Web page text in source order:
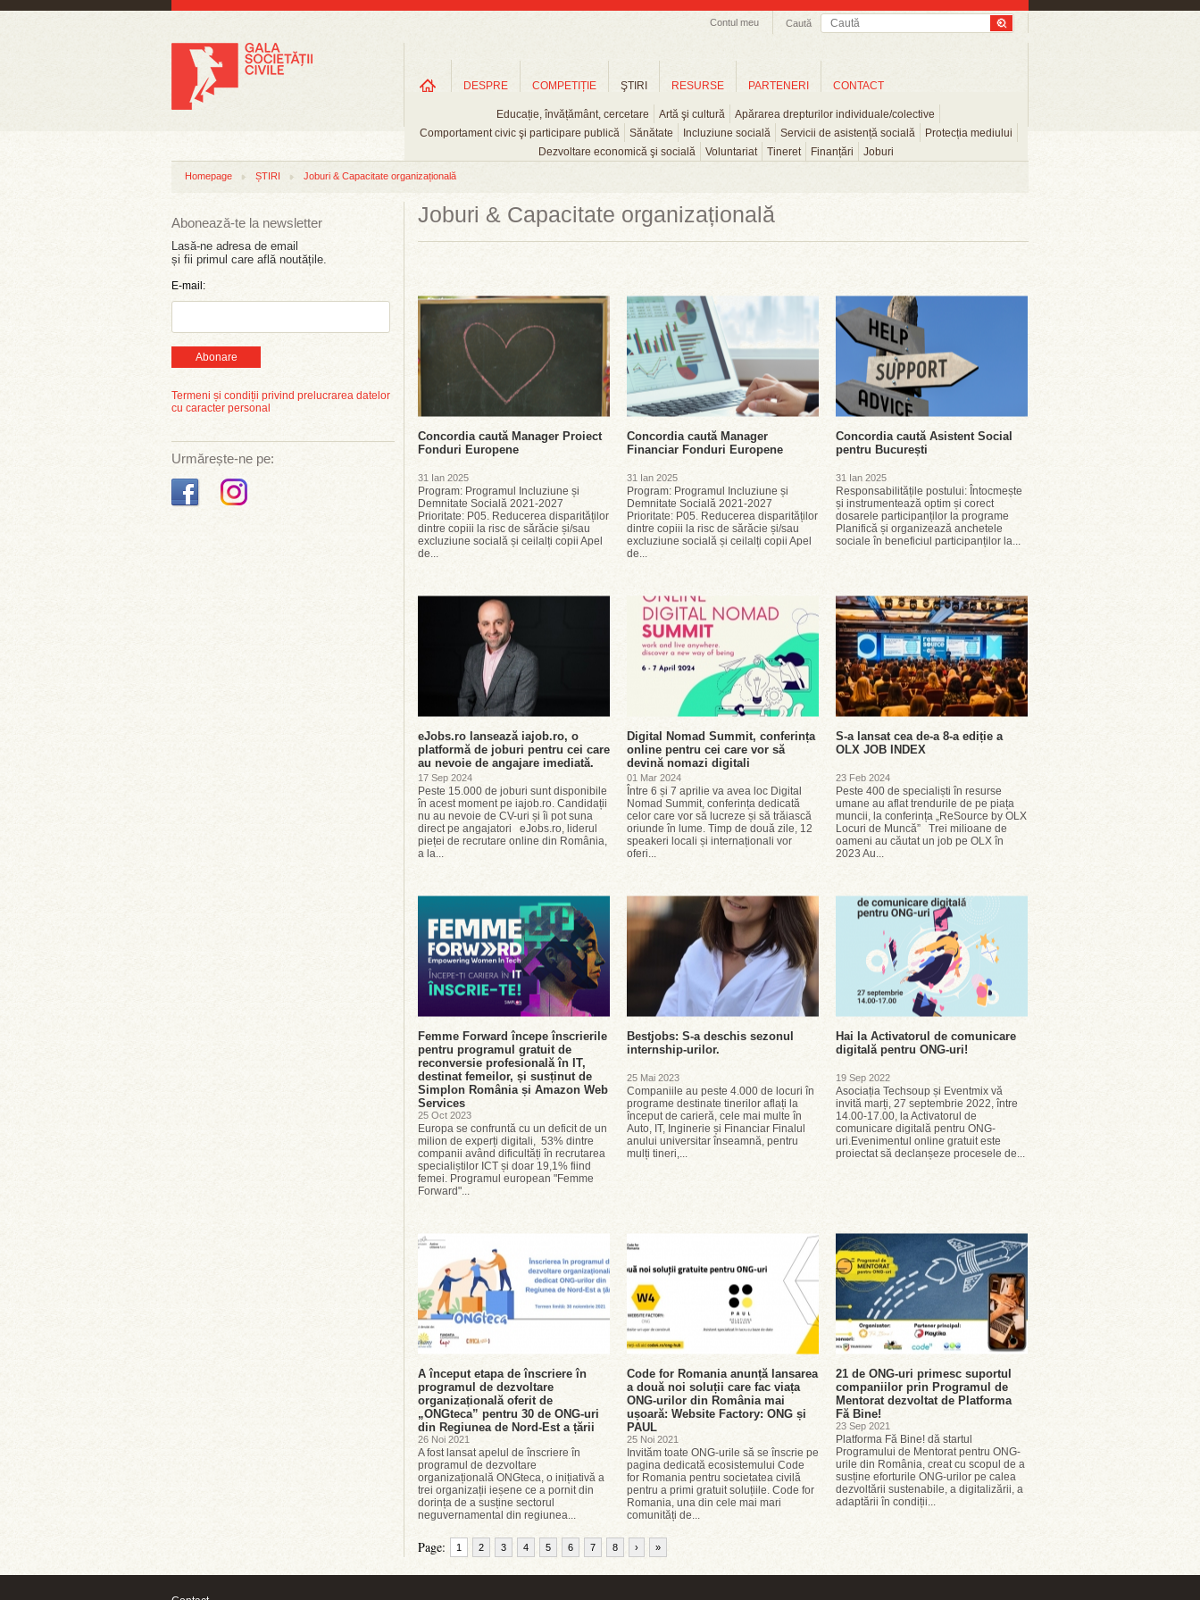
Caută
Contul meu
DESPRE COMPETIȚIE ŞTIRI
Educație, învățământ, cercetare Artă şi cultură
Apărarea drepturilor individuale/colective
Comportament civic şi participare publică
Sănătate Incluziune socială Servicii de asistență socială
Protecția mediului
Dezvoltare economică şi socială
Voluntariat Tineret Finanțări Joburi
RESURSE PARTENERI CONTACT
Homepage ȘTIRI Joburi & Capacitate organizațională
Abonează-te la newsletter
Lasă-ne adresa de email
și fii primul care află noutățile.
E-mail:
Abonare
Termeni și condiții privind prelucrarea datelor
cu caracter personal
Urmărește-ne pe:
Joburi & Capacitate organizațională
Concordia caută Manager Proiect
Fonduri Europene
31 Ian 2025
Program: Programul Incluziune și
Demnitate Socială 2021-2027
Prioritate: P05. Reducerea disparităților
dintre copiii la risc de sărăcie și/sau
excluziune socială și ceilalți copii Apel
de...
Concordia caută Manager
Financiar Fonduri Europene
31 Ian 2025
Program: Programul Incluziune și
Demnitate Socială 2021-2027
Prioritate: P05. Reducerea disparităților
dintre copiii la risc de sărăcie și/sau
excluziune socială și ceilalți copii Apel
de...
Concordia caută Asistent Social
pentru București
31 Ian 2025
Responsabilitățile postului: Întocmește
și instrumentează optim și corect
dosarele participanților la programe
Planifică și organizează anchetele
sociale în beneficiul participanților la...
eJobs.ro lansează iajob.ro, o
platformă de joburi pentru cei care
au nevoie de angajare imediată.
17 Sep 2024
Peste 15.000 de joburi sunt disponibile
în acest moment pe iajob.ro. Candidații
nu au nevoie de CV-uri și îi pot suna
direct pe angajatori eJobs.ro, liderul
pieței de recrutare online din România,
a la...
Digital Nomad Summit, conferința
online pentru cei care vor să
devină nomazi digitali
01 Mar 2024
Între 6 și 7 aprilie va avea loc Digital
Nomad Summit, conferința dedicată
celor care vor să lucreze și să trăiască
oriunde în lume. Timp de două zile, 12
speakeri locali și internaționali vor
oferi...
S-a lansat cea de-a 8-a ediție a
OLX JOB INDEX
23 Feb 2024
Peste 400 de specialiști în resurse
umane au aflat trendurile de pe piața
muncii, la conferința „ReSource by OLX
Locuri de Muncă” Trei milioane de
oameni au căutat un job pe OLX în
2023 Au...
Femme Forward începe înscrierile
pentru programul gratuit de
reconversie profesională în IT,
destinat femeilor, și susținut de
Simplon România și Amazon Web
Services
25 Oct 2023
Europa se confruntă cu un deficit de un
milion de experți digitali, 53% dintre
companii având dificultăți în recrutarea
specialiștilor ICT și doar 19,1% fiind
femei. Programul european "Femme
Forward"...
Bestjobs: S-a deschis sezonul
internship-urilor.
25 Mai 2023
Companiile au peste 4.000 de locuri în
programe destinate tinerilor aflați la
început de carieră, cele mai multe în
Auto, IT, Inginerie și Financiar Finalul
anului universitar înseamnă, pentru
mulți tineri,...
Hai la Activatorul de comunicare
digitală pentru ONG-uri!
19 Sep 2022
Asociația Techsoup și Eventmix vă
invită marți, 27 septembrie 2022, între
14.00-17.00, la Activatorul de
comunicare digitală pentru ONG-
uri.Evenimentul online gratuit este
proiectat să declanșeze procesele de...
A început etapa de înscriere în
programul de dezvoltare
organizațională oferit de
„ONGteca” pentru 30 de ONG-uri
din Regiunea de Nord-Est a țării
26 Noi 2021
A fost lansat apelul de înscriere în
programul de dezvoltare
organizațională ONGteca, o inițiativă a
trei organizații ieșene ce a pornit din
dorința de a susține sectorul
neguvernamental din regiunea...
Code for Romania anunță lansarea
a două noi soluții care fac viața
ONG-urilor din România mai
ușoară: Website Factory: ONG și
PAUL
25 Noi 2021
Invităm toate ONG-urile să se înscrie pe
pagina dedicată ecosistemului Code
for Romania pentru societatea civilă
pentru a primi gratuit soluțiile. Code for
Romania, una din cele mai mari
comunități de...
21 de ONG-uri primesc suportul
companiilor prin Programul de
Mentorat dezvoltat de Platforma
Fă Bine!
23 Sep 2021
Platforma Fă Bine! dă startul
Programului de Mentorat pentru ONG-
urile din România, creat cu scopul de a
susține eforturile ONG-urilor pe calea
dezvoltării sustenabile, a digitalizării, a
adaptării în condiții...
Page: 1 2 3 4 5 6 7 8 › »